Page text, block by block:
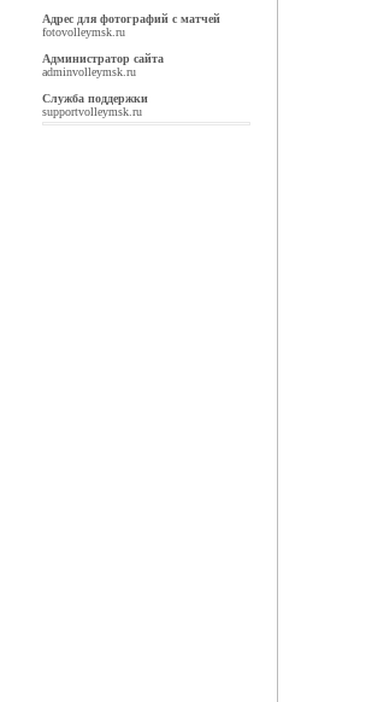
Адрес для фотографий с матчей
fotovolleymsk.ru
Администратор сайта
adminvolleymsk.ru
Служба поддержки
supportvolleymsk.ru